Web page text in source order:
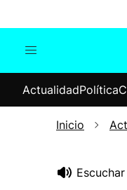
Internacional
ActualidadPolítica
Inicio
Escuchar